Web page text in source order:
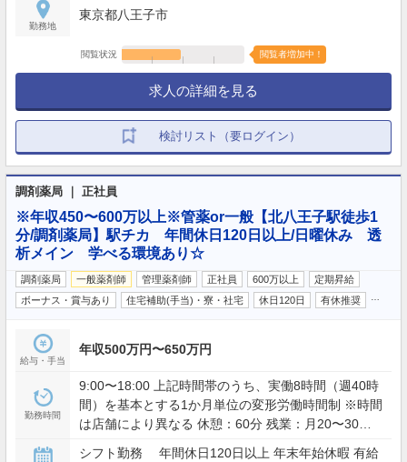
勤務地
東京都八王子市
閲覧状況 閲覧者増加中！
求人の詳細を見る
検討リスト（要ログイン）
調剤薬局 ｜ 正社員
※年収450〜600万以上※管薬or一般【北八王子駅徒歩1
分/調剤薬局】駅チカ 年間休日120日以上/日曜休み 透
析メイン 学べる環境あり☆
調剤薬局 一般薬剤師 管理薬剤師 正社員 600万以上
定期昇給
ボーナス・賞与あり
住宅補助(手当)・寮・社宅 休日120日 有休推奨
給与・手当
年収500万円〜650万円
勤務時間
9:00〜18:00 上記時間帯のうち、実働8時間（週40時
間）を基本とする1か月単位の変形労働時間制 ※時間
は店舗により異なる 休憩：60分 残業：月20〜30時
シフト勤務 年間休日120日以上 年末年始休暇 有給